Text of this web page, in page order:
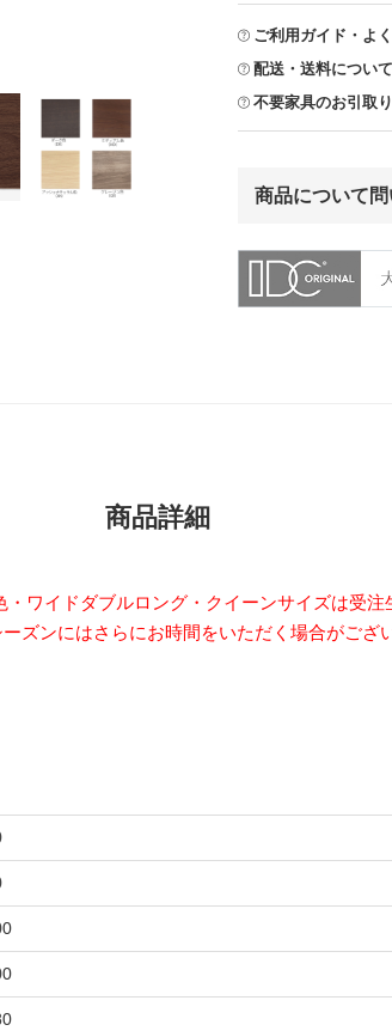
ご利用ガイド・よ
配送・送料について
不要家具のお引取
商品について
商品詳細
ワイドダブルロング・クイーンサイズは受
ズンにはさらにお時間をいただく場合がござ